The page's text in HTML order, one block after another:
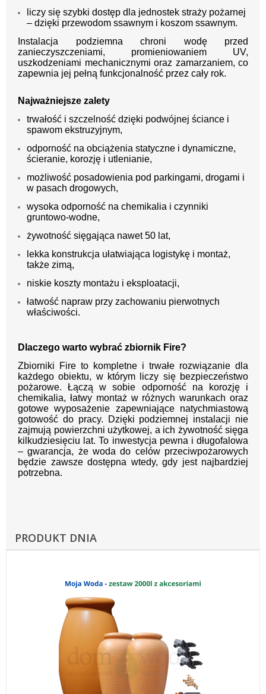
liczy się szybki dostęp dla jednostek straży pożarnej
– dzięki przewodom ssawnym i koszom ssawnym.
Instalacja podziemna chroni wodę przed
zanieczyszczeniami, promieniowaniem UV,
uszkodzeniami mechanicznymi oraz zamarzaniem, co
zapewnia jej pełną funkcjonalność przez cały rok.
Najważniejsze zalety
trwałość i szczelność dzięki podwójnej ściance i
spawom ekstruzyjnym,
odporność na obciążenia statyczne i dynamiczne,
ścieranie, korozję i utlenianie,
możliwość posadowienia pod parkingami, drogami i
w pasach drogowych,
wysoka odporność na chemikalia i czynniki
gruntowo-wodne,
żywotność sięgająca nawet 50 lat,
lekka konstrukcja ułatwiająca logistykę i montaż,
także zimą,
niskie koszty montażu i eksploatacji,
łatwość napraw przy zachowaniu pierwotnych
właściwości.
Dlaczego warto wybrać zbiornik Fire?
Zbiorniki Fire to kompletne i trwałe rozwiązanie dla
każdego obiektu, w którym liczy się bezpieczeństwo
pożarowe. Łączą w sobie odporność na korozję i
chemikalia, łatwy montaż w różnych warunkach oraz
gotowe wyposażenie zapewniające natychmiastową
gotowość do pracy. Dzięki podziemnej instalacji nie
zajmują powierzchni użytkowej, a ich żywotność sięga
kilkudziesięciu lat. To inwestycja pewna i długofalowa
– gwarancja, że woda do celów przeciwpożarowych
będzie zawsze dostępna wtedy, gdy jest najbardziej
potrzebna.
PRODUKT DNIA